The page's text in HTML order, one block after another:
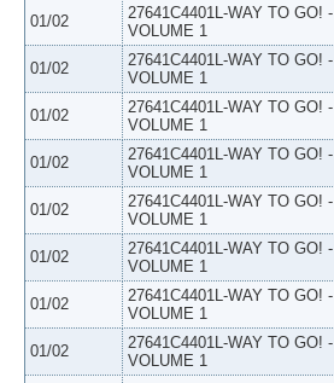
01/02
27641C4401L-WAY TO GO! -
VOLUME 1
01/02
27641C4401L-WAY TO GO! -
VOLUME 1
01/02
27641C4401L-WAY TO GO! -
VOLUME 1
01/02
27641C4401L-WAY TO GO! -
VOLUME 1
01/02
27641C4401L-WAY TO GO! -
VOLUME 1
01/02
27641C4401L-WAY TO GO! -
VOLUME 1
01/02
27641C4401L-WAY TO GO! -
VOLUME 1
01/02
27641C4401L-WAY TO GO! -
VOLUME 1